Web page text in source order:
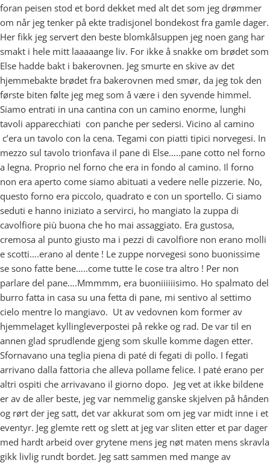
foran peisen stod et bord dekket med alt det som jeg drømmer
om når jeg tenker på ekte tradisjonel bondekost fra gamle dager.
Her fikk jeg servert den beste blomkålsuppen jeg noen gang har
smakt i hele mitt laaaaange liv. For ikke å snakke om brødet som
Else hadde bakt i bakerovnen. Jeg smurte en skive av det
hjemmebakte brødet fra bakerovnen med smør, da jeg tok den
første biten følte jeg meg som å være i den syvende himmel.
Siamo entrati in una cantina con un camino enorme, lunghi
tavoli apparecchiati con panche per sedersi. Vicino al camino
c’era un tavolo con la cena. Tegami con piatti tipici norvegesi. In
mezzo sul tavolo trionfava il pane di Else…..pane cotto nel forno
a legna. Proprio nel forno che era in fondo al camino. Il forno
non era aperto come siamo abituati a vedere nelle pizzerie. No,
questo forno era piccolo, quadrato e con un sportello. Ci siamo
seduti e hanno iniziato a servirci, ho mangiato la zuppa di
cavolfiore più buona che ho mai assaggiato. Era gustosa,
cremosa al punto giusto ma i pezzi di cavolfiore non erano molli
e scotti….erano al dente ! Le zuppe norvegesi sono buonissime
se sono fatte bene…..come tutte le cose tra altro ! Per non
parlare del pane….Mmmmm, era buoniiiiiisimo. Ho spalmato del
burro fatta in casa su una fetta di pane, mi sentivo al settimo
cielo mentre lo mangiavo. Ut av vedovnen kom former av
hjemmelaget kyllingleverpostei på rekke og rad. De var til en
annen glad sprudlende gjeng som skulle komme dagen etter.
Sfornavano una teglia piena di paté di fegati di pollo. I fegati
arrivano dalla fattoria che alleva pollame felice. I paté erano per
altri ospiti che arrivavano il giorno dopo. Jeg vet at ikke bildene
er av de aller beste, jeg var nemmelig ganske skjelven på hånden
og rørt der jeg satt, det var akkurat som om jeg var midt inne i et
eventyr. Jeg glemte rett og slett at jeg var sliten etter et par dager
med hardt arbeid over grytene mens jeg nøt maten mens skravla
gikk livlig rundt bordet. Jeg satt sammen med mange av